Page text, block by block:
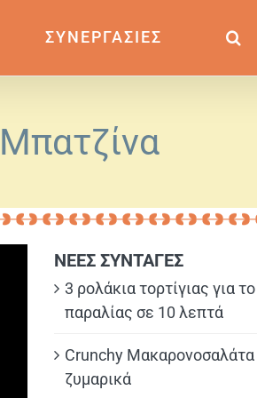
ΣΥΝΕΡΓΑΣΙΕΣ
ΝΕΕΣ ΣΥΝΤΑΓΕΣ
3 ρολάκια τορτίγιας για
παραλίας σε 10 λεπτά
Crunchy Μακαρονοσαλάτα
ζυμαρικά